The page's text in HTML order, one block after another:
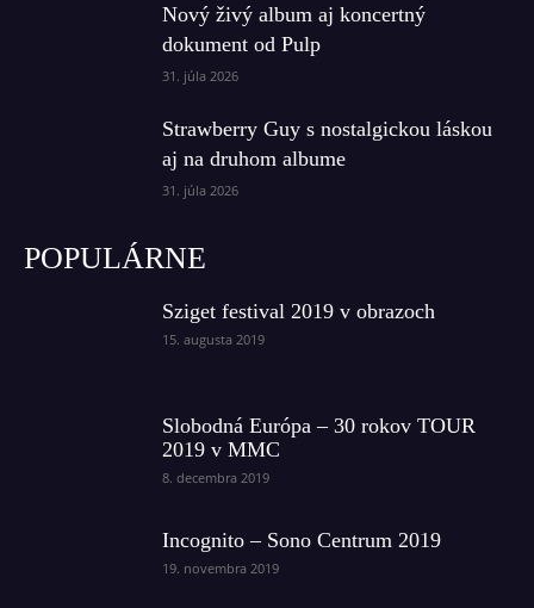
Nový živý album aj koncertný
dokument od Pulp
31. júla 2026
Strawberry Guy s nostalgickou láskou
aj na druhom albume
31. júla 2026
POPULÁRNE
Sziget festival 2019 v obrazoch
15. augusta 2019
Slobodná Európa – 30 rokov TOUR
2019 v MMC
8. decembra 2019
Incognito – Sono Centrum 2019
19. novembra 2019